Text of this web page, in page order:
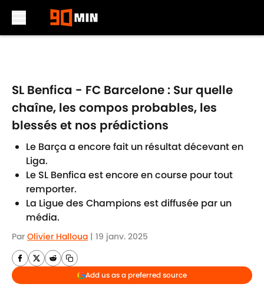
SL Benfica - FC Barcelone : Sur quelle
chaîne, les compos probables, les
blessés et nos prédictions
Le Barça a encore fait un résultat décevant en
Liga.
Le SL Benfica est encore en course pour tout
remporter.
La Ligue des Champions est diffusée par un
média.
Par Olivier Halloua | 19 janv. 2025
Add us as a preferred source